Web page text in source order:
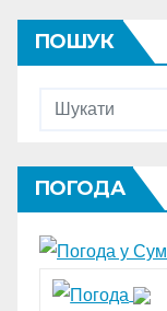
ПОШУК
ПОГОДА